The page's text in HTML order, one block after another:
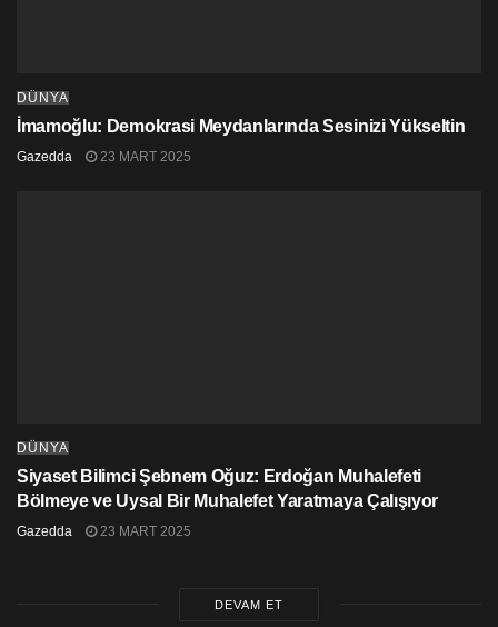
DÜNYA
İmamoğlu: Demokrasi Meydanlarında Sesinizi Yükseltin
Gazedda 23 MART 2025
DÜNYA
Siyaset Bilimci Şebnem Oğuz: Erdoğan Muhalefeti
Bölmeye ve Uysal Bir Muhalefet Yaratmaya Çalışıyor
Gazedda 23 MART 2025
DEVAM ET